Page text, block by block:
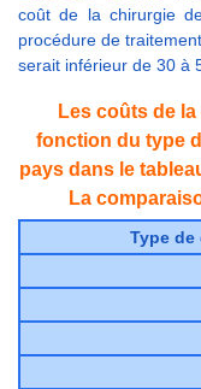
coût de la chirurgie
procédure de
serait inférieur de 30 à
Les coûts de
fonction du type
pays dans le
La
Type